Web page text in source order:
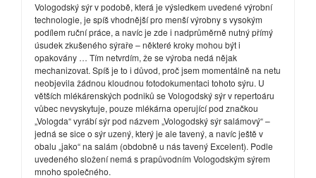
Vologodský sýr v podobě, která je výsledkem uvedené výrobní
technologie, je spíš vhodnější pro menší výrobny s vysokým
podílem ruční práce, a navíc je zde i nadprůměrně nutný přímý
úsudek zkušeného sýraře – některé kroky mohou být i
opakovány … Tím netvrdím, že se výroba nedá nějak
mechanizovat. Spíš je to i důvod, proč jsem momentálně na netu
neobjevila žádnou kloudnou fotodokumentaci tohoto sýru. U
větších mlékárenských podniků se Vologodský sýr v repertoáru
vůbec nevyskytuje, pouze mlékárna operující pod značkou
„Vologda“ vyrábí sýr pod názvem „Vologodský sýr salámový“ –
jedná se sice o sýr uzený, který je ale tavený, a navíc ještě v
obalu „jako“ na salám (obdobně u nás tavený Excelent). Podle
uvedeného složení nemá s prapůvodním Vologodským sýrem
mnoho společného.